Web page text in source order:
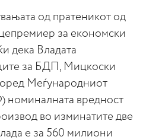
од пратеникот од
за економски
дека Владата
за БДП, Мицкоски
Меѓународниот
вредност
во изминатите две
е за 560 милиони